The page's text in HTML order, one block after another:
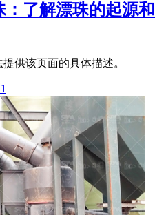
了解漂珠的起源和
供该页面的具体描述。